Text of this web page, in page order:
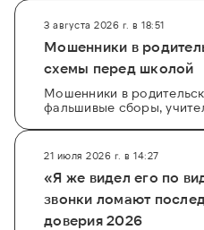
3 августа 2026 г. в 18:51
Мошенники в
схемы перед школой
Мошенники в
фальшивые сборы,
21 июля 2026 г. в 14:27
«Я же видел его по
звонки ломают
доверия 2026